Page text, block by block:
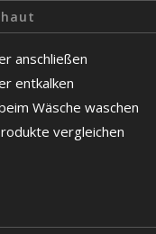
anschließen
entkalken
Wäsche waschen
vergleichen